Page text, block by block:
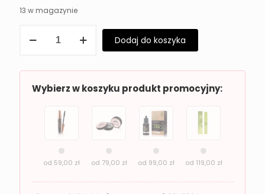
13 w magazynie
Mgiełka
You
Make
Dodaj do koszyka
Wybierz w koszyku produkt promocyjny:
od 59,00 zł od 79,00 zł od 99,00 zł od 119,00 zł